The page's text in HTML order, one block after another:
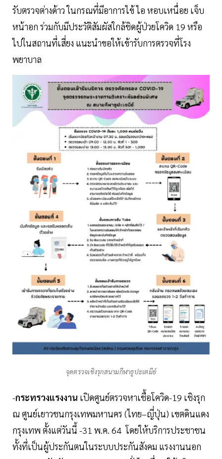
รับตรวจต่างด้าว ในกรณที่มีอาการไข้ ไอ หอบเหนื่อย เจ็บ
หน้าอก ร่วมกับมีประวัติสัมผัสใกล้ชิดผู้ป่วยโควิด 19 หรือ
ไปในสถานที่เสี่ยง แนะนำขอให้เข้ารับการตรวจที่โรง
พยาบาล
จุดตรวจเชิงรุกสนามกีฬาธูปะเตมีย์
-กระทรวงแรงงาน เปิดศูนย์ตรวจหาเชื้อโควิด-19 เชิงรุก
ณ ศูนย์เยาวชนกรุงเทพมหานคร (ไทย–ญี่ปุ่น) เขตดินแดง
กรุงเทพ ตั้งแต่วันนี้ -31 พ.ค. 64 โดยให้บริการประชาชน
ทั้งที่เป็นผู้ประกันตนในระบบประกันสังคม แรงงานนอก